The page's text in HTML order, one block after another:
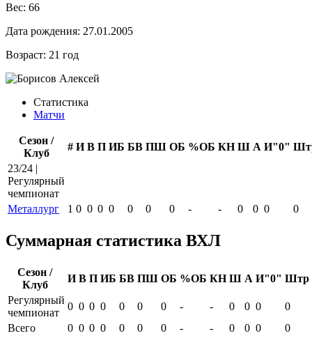
Вес: 66
Дата рождения: 27.01.2005
Возраст: 21 год
Статистика
Матчи
Сезон /
Клуб
# И В П ИБ БВ ПШ ОБ %ОБ КН Ш А И"0"
23/24 |
Регулярный
чемпионат
Металлург
1 0 0 0 0 0 0 0 - - 0 0 0 0
Суммарная статистика ВХЛ
Сезон /
Клуб
И В П ИБ БВ ПШ ОБ %ОБ КН Ш А И"0" Штр
Регулярный
чемпионат
0 0 0 0 0 0 0 - - 0 0 0
0
Всего
0 0 0 0 0 0 0 - - 0 0 0
0